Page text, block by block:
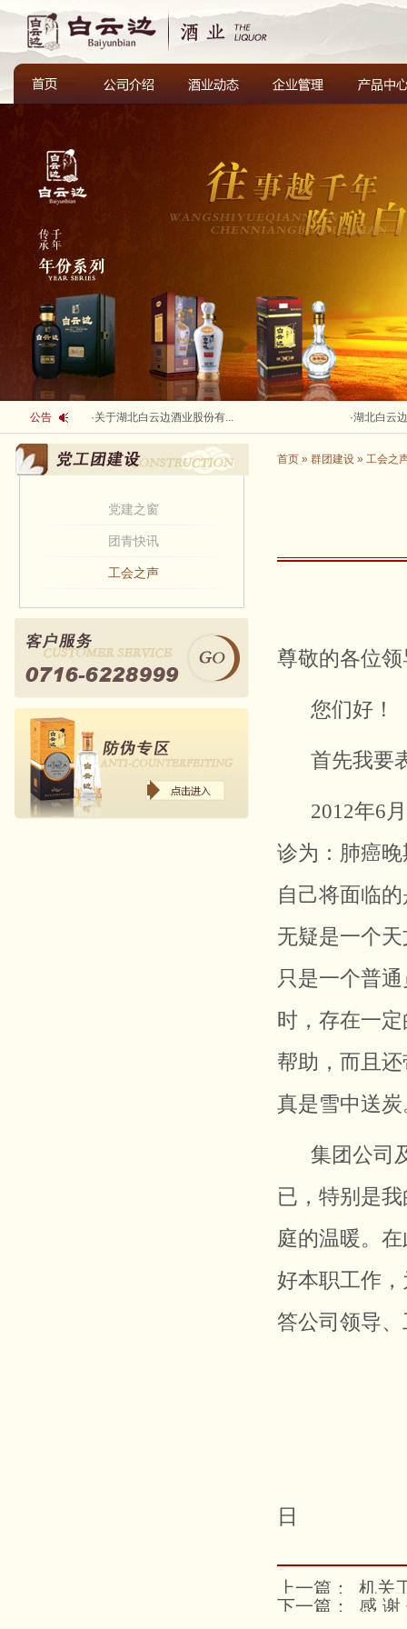
公告 ·关于湖北白云边酒业股份有... ·湖北白云
党建之窗
团青快讯
工会之声
首页 » 群团建设 » 工会之
尊敬的各位
您们好！
首先我要
2012年6月
诊为：肺癌
自己将面临
无疑是一个
只是一个普
时，存在一
帮助，而且
真是雪中送
集团公司
已，特别是
庭的温暖。
好本职工作
答公司领导
日
上一篇：
机关
下一篇：
感 谢